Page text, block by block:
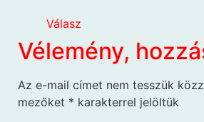
Válasz
Vélemény,
Az e-mail címet nem tesszük
mezőket * karakterrel jelöltük